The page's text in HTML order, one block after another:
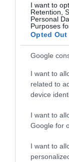
I want to
Retention,
Personal
Purposes
Opted Out
Google
I want to
related to
device
I want to
Google for
I want to
Második
Dunából -
A
Újabb két